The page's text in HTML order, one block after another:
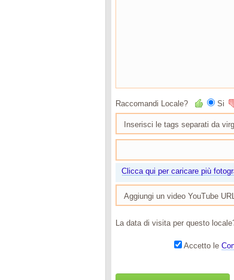
Raccomandi Locale? Si
Clicca qui per caricare più
La data di visita per questo
Accetto le